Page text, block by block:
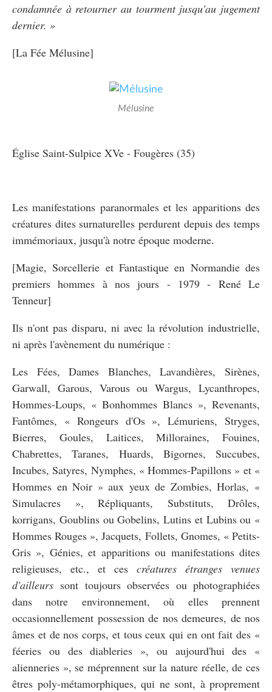
condamnée à retourner au tourment jusqu'au jugement
dernier. »
[La Fée Mélusine]
Mélusine
Église Saint-Sulpice XVe - Fougères (35)
Les manifestations paranormales et les apparitions des
créatures dites surnaturelles perdurent depuis des temps
immémoriaux, jusqu'à notre époque moderne.
[Magie, Sorcellerie et Fantastique en Normandie des
premiers hommes à nos jours - 1979 - René Le
Tenneur]
Ils n'ont pas disparu, ni avec la révolution industrielle,
ni après l'avènement du numérique :
Les Fées, Dames Blanches, Lavandières, Sirènes,
Garwall, Garous, Varous ou Wargus, Lycanthropes,
Hommes-Loups, « Bonhommes Blancs », Revenants,
Fantômes, « Rongeurs d'Os », Lémuriens, Stryges,
Bierres, Goules, Laitices, Milloraines, Fouines,
Chabrettes, Taranes, Huards, Bigornes, Succubes,
Incubes, Satyres, Nymphes, « Hommes-Papillons » et «
Hommes en Noir » aux yeux de Zombies, Horlas, «
Simulacres », Répliquants, Substituts, Drôles,
korrigans, Goublins ou Gobelins, Lutins et Lubins ou «
Hommes Rouges », Jacquets, Follets, Gnomes, « Petits-
Gris », Génies, et apparitions ou manifestations dites
religieuses, etc., et cescréatures étranges venues
d'ailleurs sont toujours observées ou photographiées
dans notre environnement, où elles prennent
occasionnellement possession de nos demeures, de nos
âmes et de nos corps, et tous ceux qui en ont fait des «
féeries ou des diableries », ou aujourd'hui des «
alienneries », se méprennent sur la nature réelle, de ces
êtres poly-métamorphiques, qui ne sont, à proprement